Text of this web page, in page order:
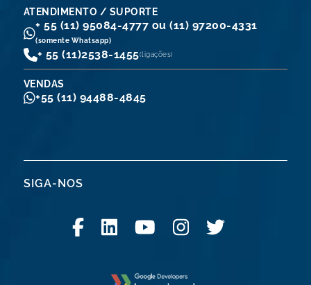
ATENDIMENTO / SUPORTE
+ 55 (11) 95084-4777 ou (11) 97200-4331
(somente Whatsapp)
+ 55 (11)2538-1455(ligações)
VENDAS
+55 (11) 94488-4845
SIGA-NOS